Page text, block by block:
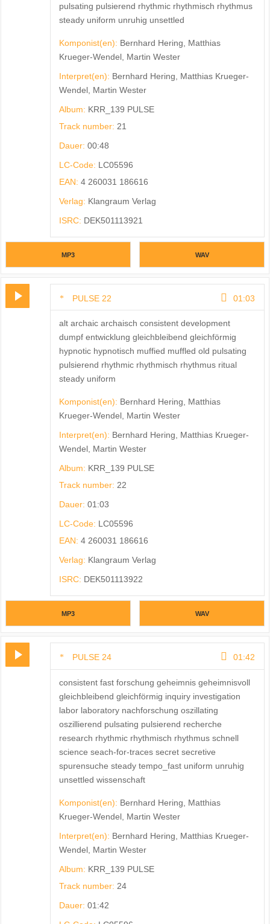
pulsating pulsierend rhythmic rhythmisch rhythmus
steady uniform unruhig unsettled
Komponist(en): Bernhard Hering, Matthias
Krueger-Wendel, Martin Wester
Interpret(en): Bernhard Hering, Matthias Krueger-
Wendel, Martin Wester
Album: KRR_139 PULSE
Track number: 21
Dauer: 00:48
LC-Code: LC05596
EAN: 4 260031 186616
Verlag: Klangraum Verlag
ISRC: DEK501113921
MP3 WAV
PULSE 22 01:03
alt archaic archaisch consistent development
dumpf entwicklung gleichbleibend gleichförmig
hypnotic hypnotisch muffied muffled old pulsating
pulsierend rhythmic rhythmisch rhythmus ritual
steady uniform
Komponist(en): Bernhard Hering, Matthias
Krueger-Wendel, Martin Wester
Interpret(en): Bernhard Hering, Matthias Krueger-
Wendel, Martin Wester
Album: KRR_139 PULSE
Track number: 22
Dauer: 01:03
LC-Code: LC05596
EAN: 4 260031 186616
Verlag: Klangraum Verlag
ISRC: DEK501113922
MP3 WAV
PULSE 24 01:42
consistent fast forschung geheimnis geheimnisvoll
gleichbleibend gleichförmig inquiry investigation
labor laboratory nachforschung oszillating
oszillierend pulsating pulsierend recherche
research rhythmic rhythmisch rhythmus schnell
science seach-for-traces secret secretive
spurensuche steady tempo_fast uniform unruhig
unsettled wissenschaft
Komponist(en): Bernhard Hering, Matthias
Krueger-Wendel, Martin Wester
Interpret(en): Bernhard Hering, Matthias Krueger-
Wendel, Martin Wester
Album: KRR_139 PULSE
Track number: 24
Dauer: 01:42